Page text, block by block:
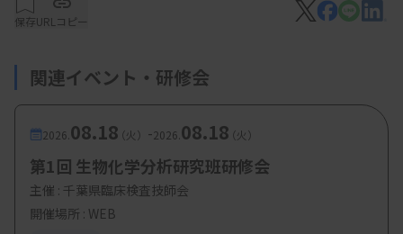
～
・内容3：検体と精度管理の対応について 〜当院
での運用〜
藤田裕佳氏（株藤田医科大学病院）
【参加費・定員など】
保存URLコピー
関連イベント・研修会
2026. 08.18（火） -2026. 08.18（火）
第1回 生物化学分析研究班研修会
主催 : 千葉県臨床検査技師会
開催場所 : WEB